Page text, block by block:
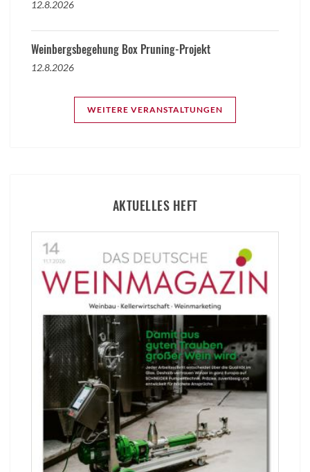
12.8.2026
Weinbergsbegehung Box Pruning-Projekt
12.8.2026
WEITERE VERANSTALTUNGEN
AKTUELLES HEFT